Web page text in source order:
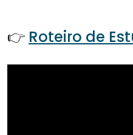
👉 Roteiro de